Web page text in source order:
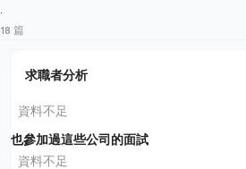
·
18 篇
求職者分析
資料不足
也參加過這些公司的面試
資料不足